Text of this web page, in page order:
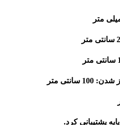
سانتی متر
پشتیبانی کرد.